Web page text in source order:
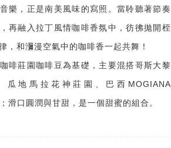
樂，正是南美風味的寫照。當聆聽著節奏
再融入拉丁風情咖啡香氛中，彷彿拋開桎
，和瀰漫空氣中的咖啡香一起共舞！
啡莊園咖啡豆為基礎，主要混搭哥斯大黎
瓜地馬拉花神莊園、巴西MOGIANA
滑口圓潤與甘甜，是一個甜蜜的組合。